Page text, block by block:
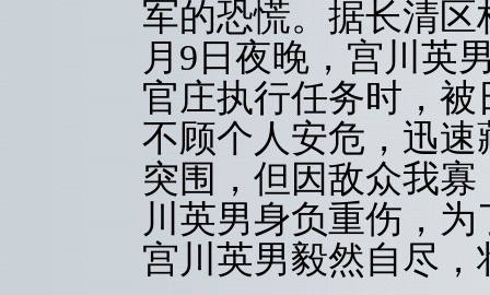
军的恐慌。据长清区
月9日夜晚，宫川英
官庄执行任务时，
不顾个人安危，迅
突围，但因敌众我
川英男身负重伤，
宫川英男毅然自尽